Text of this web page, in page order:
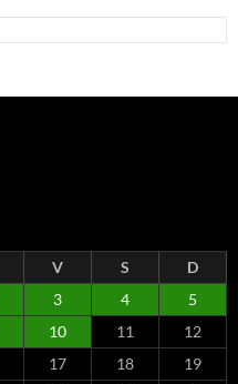
V S
D
3 4
5
10 11
12
17 18
19